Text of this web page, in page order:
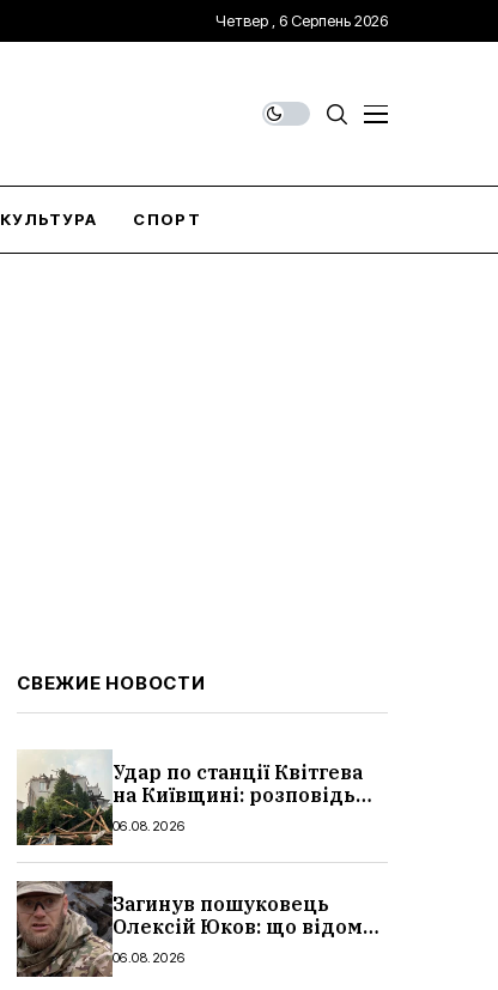
Четвер , 6 Серпень 2026
КУЛЬТУРА СПОРТ
СВЕЖИЕ НОВОСТИ
Удар по станції Квітгева
на Київщині: розповідь
очевидців, як вісім людей
сталося
06.08.2026
Загинув пошуковець
Олексій Юков: що відомо
про його роботу, хто він
06.08.2026